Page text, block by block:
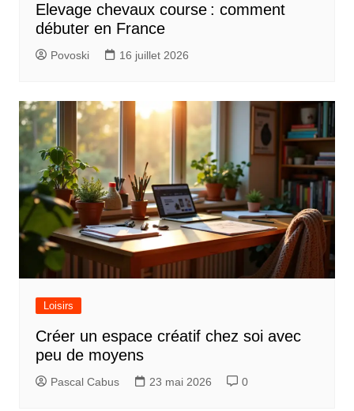
Elevage chevaux course : comment
débuter en France
Povoski 16 juillet 2026
Loisirs
Créer un espace créatif chez soi avec
peu de moyens
Pascal Cabus 23 mai 2026 0